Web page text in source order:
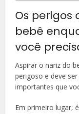
Os perigos
bebê
você
Aspirar o nariz do
perigoso e deve
importantes que
Em primeiro lugar,